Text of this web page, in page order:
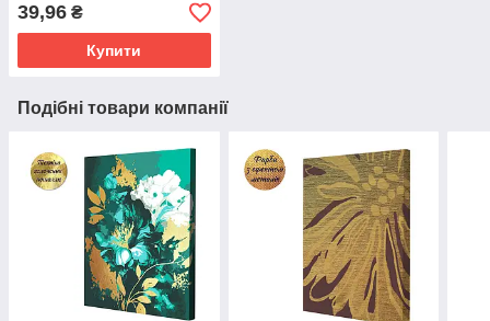
39,96 ₴
Купити
Подібні товари компанії